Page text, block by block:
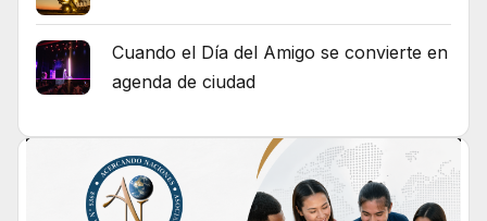
Cuando el Día del Amigo se convierte en
agenda de ciudad